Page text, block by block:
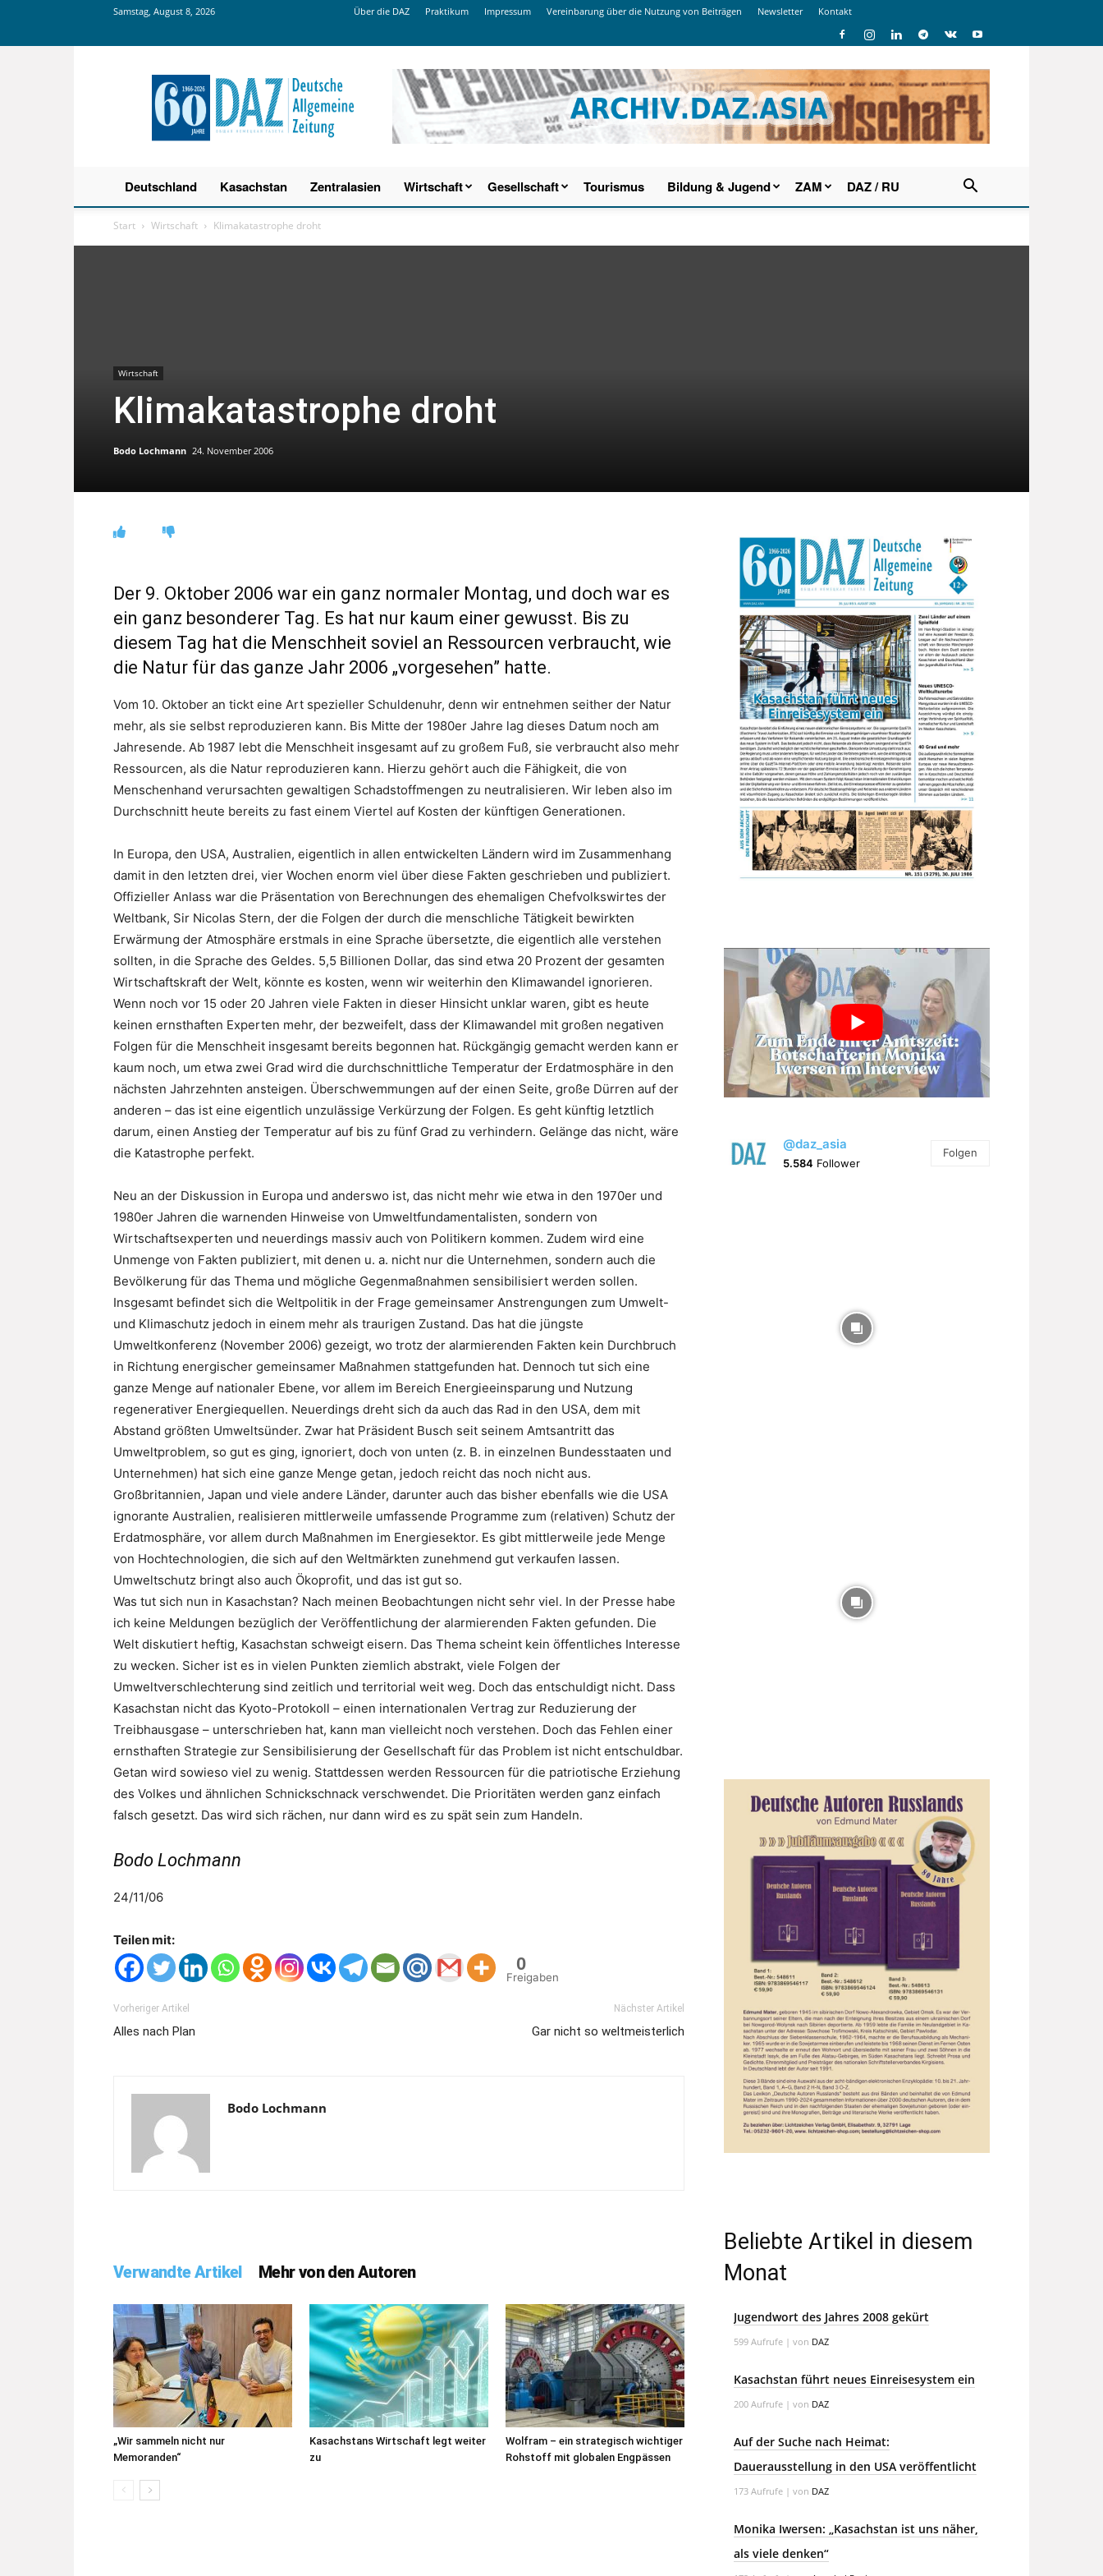
Samstag, August 8, 2026 Über die DAZ Praktikum Impressum Vereinbarung über die Nutzung von Beiträgen Newsletter Kontakt
Deutsche
Allgemeine
Zeitung
Deutschland Kasachstan Zentralasien Wirtschaft Gesellschaft Tourismus Bildung & Jugend ZAM DAZ / RU
Start Wirtschaft Klimakatastrophe droht
Wirtschaft
Klimakatastrophe droht
Bodo Lochmann 24. November 2006
Der 9. Oktober 2006 war ein ganz normaler Montag, und doch war es
ein ganz besonderer Tag. Es hat nur kaum einer gewusst. Bis zu
diesem Tag hat die Menschheit soviel an Ressourcen verbraucht, wie
die Natur für das ganze Jahr 2006 „vorgesehen” hatte.
Vom 10. Oktober an tickt eine Art spezieller Schuldenuhr, denn wir entnehmen seither der Natur
mehr, als sie selbst reproduzieren kann. Bis Mitte der 1980er Jahre lag dieses Datum noch am
Jahresende. Ab 1987 lebt die Menschheit insgesamt auf zu großem Fuß, sie verbraucht also mehr
Ressourcen, als die Natur reproduzieren kann. Hierzu gehört auch die Fähigkeit, die von
Menschenhand verursachten gewaltigen Schadstoffmengen zu neutralisieren. Wir leben also im
Durchschnitt heute bereits zu fast einem Viertel auf Kosten der künftigen Generationen.
In Europa, den USA, Australien, eigentlich in allen entwickelten Ländern wird im Zusammenhang
damit in den letzten drei, vier Wochen enorm viel über diese Fakten geschrieben und publiziert.
Offizieller Anlass war die Präsentation von Berechnungen des ehemaligen Chefvolkswirtes der
Weltbank, Sir Nicolas Stern, der die Folgen der durch die menschliche Tätigkeit bewirkten
Erwärmung der Atmosphäre erstmals in eine Sprache übersetzte, die eigentlich alle verstehen
sollten, in die Sprache des Geldes. 5,5 Billionen Dollar, das sind etwa 20 Prozent der gesamten
Wirtschaftskraft der Welt, könnte es kosten, wenn wir weiterhin den Klimawandel ignorieren.
Wenn noch vor 15 oder 20 Jahren viele Fakten in dieser Hinsicht unklar waren, gibt es heute
keinen ernsthaften Experten mehr, der bezweifelt, dass der Klimawandel mit großen negativen
Folgen für die Menschheit insgesamt bereits begonnen hat. Rückgängig gemacht werden kann er
kaum noch, um etwa zwei Grad wird die durchschnittliche Temperatur der Erdatmosphäre in den
nächsten Jahrzehnten ansteigen. Überschwemmungen auf der einen Seite, große Dürren auf der
anderen – das ist eine eigentlich unzulässige Verkürzung der Folgen. Es geht künftig letztlich
darum, einen Anstieg der Temperatur auf bis zu fünf Grad zu verhindern. Gelänge das nicht, wäre
die Katastrophe perfekt.
Neu an der Diskussion in Europa und anderswo ist, das nicht mehr wie etwa in den 1970er und
1980er Jahren die warnenden Hinweise von Umweltfundamentalisten, sondern von
Wirtschaftsexperten und neuerdings massiv auch von Politikern kommen. Zudem wird eine
Unmenge von Fakten publiziert, mit denen u. a. nicht nur die Unternehmen, sondern auch die
Bevölkerung für das Thema und mögliche Gegenmaßnahmen sensibilisiert werden sollen.
Insgesamt befindet sich die Weltpolitik in der Frage gemeinsamer Anstrengungen zum Umwelt-
und Klimaschutz jedoch in einem mehr als traurigen Zustand. Das hat die jüngste
Umweltkonferenz (November 2006) gezeigt, wo trotz der alarmierenden Fakten kein Durchbruch
in Richtung energischer gemeinsamer Maßnahmen stattgefunden hat. Dennoch tut sich eine
ganze Menge auf nationaler Ebene, vor allem im Bereich Energieeinsparung und Nutzung
regenerativer Energiequellen. Neuerdings dreht sich da auch das Rad in den USA, dem mit
Abstand größten Umweltsünder. Zwar hat Präsident Busch seit seinem Amtsantritt das
Umweltproblem, so gut es ging, ignoriert, doch von unten (z. B. in einzelnen Bundesstaaten und
Unternehmen) hat sich eine ganze Menge getan, jedoch reicht das noch nicht aus.
Großbritannien, Japan und viele andere Länder, darunter auch das bisher ebenfalls wie die USA
ignorante Australien, realisieren mittlerweile umfassende Programme zum (relativen) Schutz der
Erdatmosphäre, vor allem durch Maßnahmen im Energiesektor. Es gibt mittlerweile jede Menge
von Hochtechnologien, die sich auf den Weltmärkten zunehmend gut verkaufen lassen.
Umweltschutz bringt also auch Ökoprofit, und das ist gut so.
Was tut sich nun in Kasachstan? Nach meinen Beobachtungen nicht sehr viel. In der Presse habe
ich keine Meldungen bezüglich der Veröffentlichung der alarmierenden Fakten gefunden. Die
Welt diskutiert heftig, Kasachstan schweigt eisern. Das Thema scheint kein öffentliches Interesse
zu wecken. Sicher ist es in vielen Punkten ziemlich abstrakt, viele Folgen der
Umweltverschlechterung sind zeitlich und territorial weit weg. Doch das entschuldigt nicht. Dass
Kasachstan nicht das Kyoto-Protokoll – einen internationalen Vertrag zur Reduzierung der
Treibhausgase – unterschrieben hat, kann man vielleicht noch verstehen. Doch das Fehlen einer
ernsthaften Strategie zur Sensibilisierung der Gesellschaft für das Problem ist nicht entschuldbar.
Getan wird sowieso viel zu wenig. Stattdessen werden Ressourcen für die patriotische Erziehung
des Volkes und ähnlichen Schnickschnack verschwendet. Die Prioritäten werden ganz einfach
falsch gesetzt. Das wird sich rächen, nur dann wird es zu spät sein zum Handeln.
Bodo Lochmann
24/11/06
Teilen mit:
0
Freigaben
Vorheriger Artikel
Alles nach Plan
Nächster Artikel
Gar nicht so weltmeisterlich
Bodo Lochmann
Verwandte Artikel Mehr von den Autoren
„Wir sammeln nicht nur
Memoranden“
Kasachstans Wirtschaft legt weiter
zu
Wolfram – ein strategisch wichtiger
Rohstoff mit globalen Engpässen
@daz_asia
5.584 Follower
Folgen
Beliebte Artikel in diesem
Monat
Jugendwort des Jahres 2008 gekürt
599 Aufrufe | von DAZ
Kasachstan führt neues Einreisesystem ein
200 Aufrufe | von DAZ
Auf der Suche nach Heimat:
Dauerausstellung in den USA veröffentlicht
173 Aufrufe | von DAZ
Monika Iwersen: „Kasachstan ist uns näher,
als viele denken“